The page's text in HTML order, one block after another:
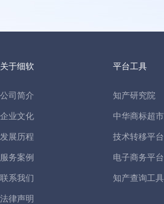
关于细软
公司简介
企业文化
发展历程
服务案例
联系我们
法律声明
平台工具
知产研究院
中华商标超市
技术转移平台
电子商务平台
知产查询工具